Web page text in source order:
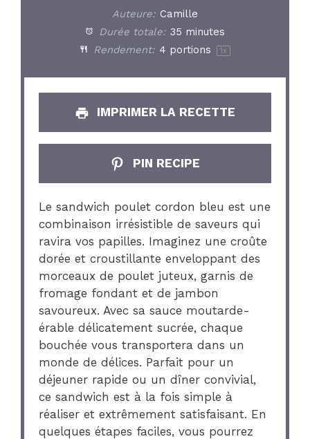
Auteure: Camille
Durée totale: 35 minutes
Rendement: 4 portions 1x
IMPRIMER LA RECETTE
PIN RECIPE
Le sandwich poulet cordon bleu est une
combinaison irrésistible de saveurs qui
ravira vos papilles. Imaginez une croûte
dorée et croustillante enveloppant des
morceaux de poulet juteux, garnis de
fromage fondant et de jambon
savoureux. Avec sa sauce moutarde-
érable délicatement sucrée, chaque
bouchée vous transportera dans un
monde de délices. Parfait pour un
déjeuner rapide ou un dîner convivial,
ce sandwich est à la fois simple à
réaliser et extrêmement satisfaisant. En
quelques étapes faciles, vous pourrez